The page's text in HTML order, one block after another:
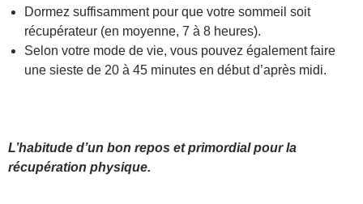
Dormez suffisamment pour que votre sommeil soit
récupérateur (en moyenne, 7 à 8 heures).
Selon votre mode de vie, vous pouvez également faire
une sieste de 20 à 45 minutes en début d’après midi.
L’habitude d’un bon repos et primordial pour la
récupération physique.